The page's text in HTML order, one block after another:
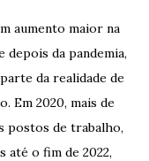
aumento maior na
depois da pandemia,
da realidade de
Em 2020, mais de
postos de trabalho,
até o fim de 2022,